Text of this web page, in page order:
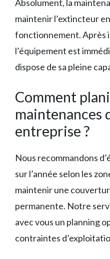
Absolument, la
maintenir l’extincteur
fonctionnement. Après
l’équipement est
dispose de sa pleine
Comment
maintenances
entreprise ?
Nous recommandons
sur l’année selon les
maintenir une
permanente. Notre
avec vous un planning
contraintes